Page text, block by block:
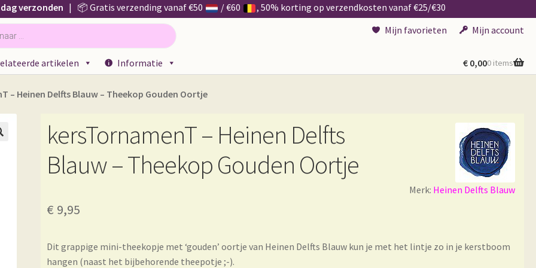
verzonden | 📦 Gratis verzending vanaf €50 / €60
, 50% korting op verzendkosten vanaf €25/€30
Mijn favorieten Mijn account
artikelen Informatie € 0,000 items
– Heinen Delfts Blauw – Theekop Gouden Oortje
Merk: Heinen Delfts Blauw
kersTornamenT – Heinen Delfts
Blauw – Theekop Gouden Oortje
€ 9,95
Dit grappige mini-theekopje met ‘gouden’ oortje van Heinen Delfts Blauw kun je met het lintje zo in je kerstboom
hangen (naast het bijbehorende theepotje ;-).